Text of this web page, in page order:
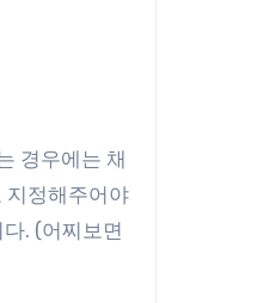
경우에는 채
지정해주어야
. (어찌보면